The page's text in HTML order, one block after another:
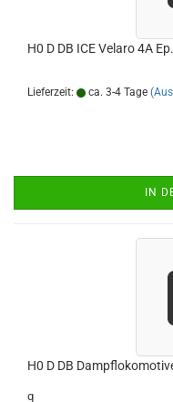
H0 D DB ICE Velaro 4A
Lieferzeit: ca. 3-4 Tage
IN
H0 D DB
q